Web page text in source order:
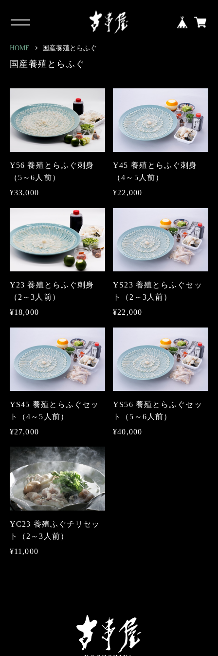
HOME 国産養殖とらふぐ
国産養殖とらふぐ
Y56 養殖とらふぐ刺身
（5～6人前）
¥33,000
Y45 養殖とらふぐ刺身
（4～5人前）
¥22,000
Y23 養殖とらふぐ刺身
（2～3人前）
¥18,000
YS23 養殖とらふぐセッ
ト（2～3人前）
¥22,000
YS45 養殖とらふぐセッ
ト（4～5人前）
¥27,000
YS56 養殖とらふぐセッ
ト（5～6人前）
¥40,000
YC23 養殖ふぐチリセッ
ト（2～3人前）
¥11,000